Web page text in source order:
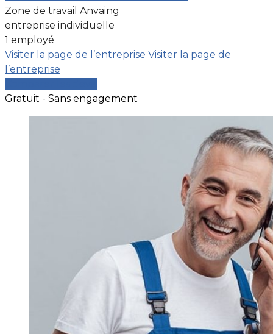
Zone de travail Anvaing
entreprise individuelle
1 employé
Visiter la page de l’entreprise Visiter la page de
l’entreprise
Gratuit - Sans engagement